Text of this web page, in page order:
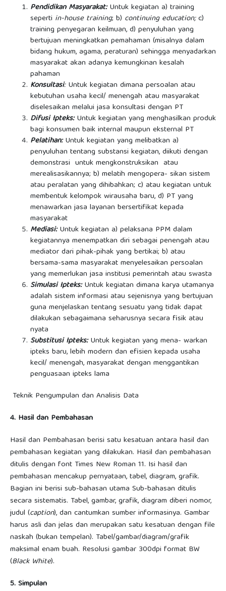
Pendidikan Masyarakat:Untuk kegiatan a) training
seperti in-house training; b) continuing education;c)
training penyegaran keilmuan, d) penyuluhan yang
bertujuan meningkatkan pemahaman (misalnya dalam
bidang hukum, agama, peraturan) sehingga menyadarkan
masyarakat akan adanya kemungkinan kesalah
pahaman
Konsultasi:Untuk kegiatan dimana persoalan atau
kebutuhan usaha kecil/ menengah atau masyarakat
diselesaikan melalui jasa konsultasi dengan PT
Difusi Ipteks:Untuk kegiatan yang menghasilkan produk
bagi konsumen baik internal maupun eksternal PT
Pelatihan:Untuk kegiatan yang melibatkan a)
penyuluhan tentang substansi kegiatan, diikuti dengan
demonstrasi untuk mengkonstruksikan atau
merealisasikannya; b) melatih mengopera- sikan sistem
atau peralatan yang dihibahkan; c) atau kegiatan untuk
membentuk kelompok wirausaha baru, d) PT yang
menawarkan jasa layanan bersertifikat kepada
masyarakat
Mediasi:Untuk kegiatan a) pelaksana PPM dalam
kegiatannya menempatkan diri sebagai penengah atau
mediator dari pihak-pihak yang bertikai; b) atau
bersama-sama masyarakat menyelesaikan persoalan
yang memerlukan jasa institusi pemerintah atau swasta
Simulasi Ipteks:Untuk kegiatan dimana karya utamanya
adalah sistem informasi atau sejenisnya yang bertujuan
guna menjelaskan tentang sesuatu yang tidak dapat
dilakukan sebagaimana seharusnya secara fisik atau
nyata
Substitusi Ipteks:Untuk kegiatan yang mena- warkan
ipteks baru, lebih modern dan efisien kepada usaha
kecil/ menengah, masyarakat dengan menggantikan
penguasaan ipteks lama
Teknik Pengumpulan dan Analisis Data
4. Hasil dan Pembahasan
Hasil dan Pembahasan berisi satu kesatuan antara hasil dan
pembahasan kegiatan yang dilakukan. Hasil dan pembahasan
ditulis dengan font Times New Roman 11. Isi hasil dan
pembahasan mencakup pernyataan, tabel, diagram, grafik.
Bagian ini berisi sub-bahasan utama Sub-bahasan ditulis
secara sistematis. Tabel, gambar, grafik, diagram diberi nomor,
judul (caption), dan cantumkan sumber informasinya. Gambar
harus asli dan jelas dan merupakan satu kesatuan dengan file
naskah (bukan tempelan). Tabel/gambar/diagram/grafik
maksimal enam buah. Resolusi gambar 300dpi format BW
(Black White).
5. Simpulan